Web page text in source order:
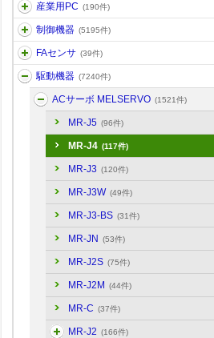
産業用PC (190件)
制御機器 (5195件)
FAセンサ (39件)
駆動機器 (7240件)
ACサーボ MELSERVO (1521件)
MR-J5 (96件)
MR-J4 (117件)
MR-J3 (120件)
MR-J3W (49件)
MR-J3-BS (31件)
MR-JN (53件)
MR-J2S (75件)
MR-J2M (44件)
MR-C (37件)
MR-J2 (166件)